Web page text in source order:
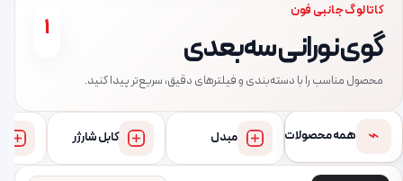
کاتالوگ جانبی فون
گوی نورانی سه‌بعدی
محصول مناسب را با دسته‌بندی و فیلترهای دقیق، سریع‌تر پیدا کنید.
1
⌁ همه محصولات مبدل کابل شارژر